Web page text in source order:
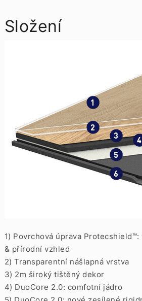
Složení
1) Povrchová úprava
& přírodní vzhled
2) Transparentní nášlapná vrstva
3) 2m široký tištěný dekor
4) DuoCore 2.0: comfotní jádro